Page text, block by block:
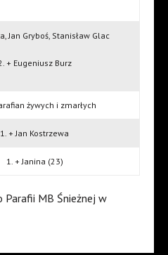
Jan Gryboś, Stanisław Glac
+ Eugeniusz Burz
żywych i zmarłych
1. + Jan Kostrzewa
1. + Janina (23)
MB Śnieżnej w